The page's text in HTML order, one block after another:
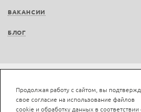
ВАКАНСИИ
БЛОГ
Не является публичной офертой © LAN-art.ru,
Политика конфиденциальности.
Положение об
данных.
Продолжая работу с сайтом, вы
свое согласие на использование файлов
cookie и обработку данных в соответствии